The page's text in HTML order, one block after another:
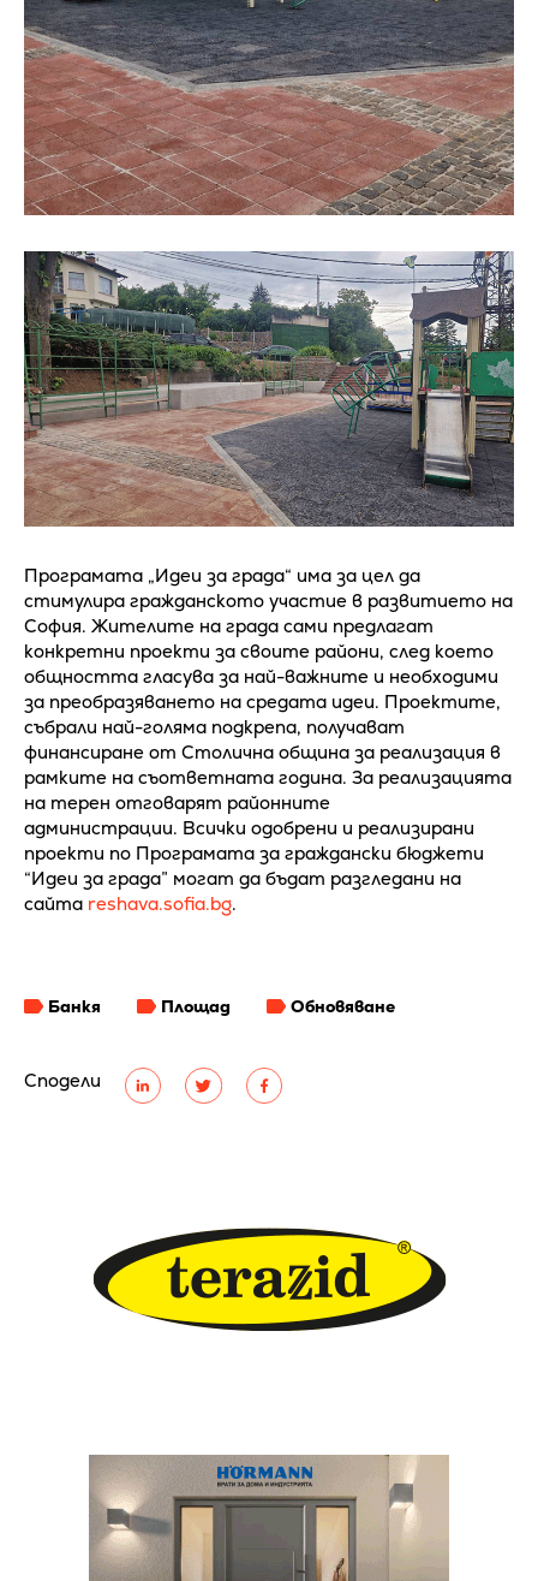
Сподели
Програмата „Идеи за града“ има за цел да
стимулира гражданското участие в развитието на
София. Жителите на града сами предлагат
конкретни проекти за своите райони, след което
общността гласува за най-важните и необходими
за преобразяването на средата идеи. Проектите,
събрали най-голяма подкрепа, получават
финансиране от Столична община за реализация в
рамките на съответната година. За реализацията
на терен отговарят районните
администрации. Всички одобрени и реализирани
проекти по Програмата за граждански бюджети
“Идеи за града” могат да бъдат разгледани на
сайта reshava.sofia.bg.
Банкя Площад Обновяване